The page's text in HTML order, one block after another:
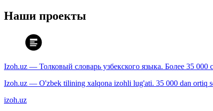
Наши проекты
Izoh.uz — Толковый словарь узбекского языка. Более 35
Izoh.uz — O'zbek tilining xalqona izohli lug'ati. 35 000 dan ortiq
izoh.uz